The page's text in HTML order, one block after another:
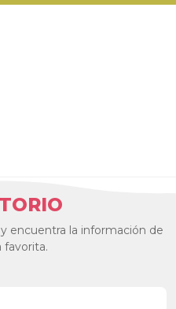
encuentra la información de